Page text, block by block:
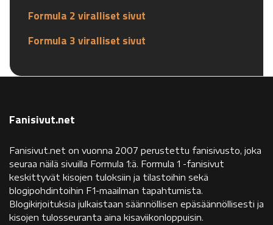
Formula 2 viralliset sivut
Formula 3 viralliset sivut
Fanisivut.net
Fanisivut.net on vuonna 2007 perustettu fanisivusto, joka
seuraa näilä sivuilla Formula 1:ä. Formula 1 -fanisivut
keskittyvät kisojen tuloksiin ja tilastoihin sekä
blogipohdintoihin F1-maailman tapahtumista.
Blogikirjoituksia julkaistaan säännöllisen epäsäännöllisesti ja
kisojen tulosseuranta aina kisaviikonloppuisin.